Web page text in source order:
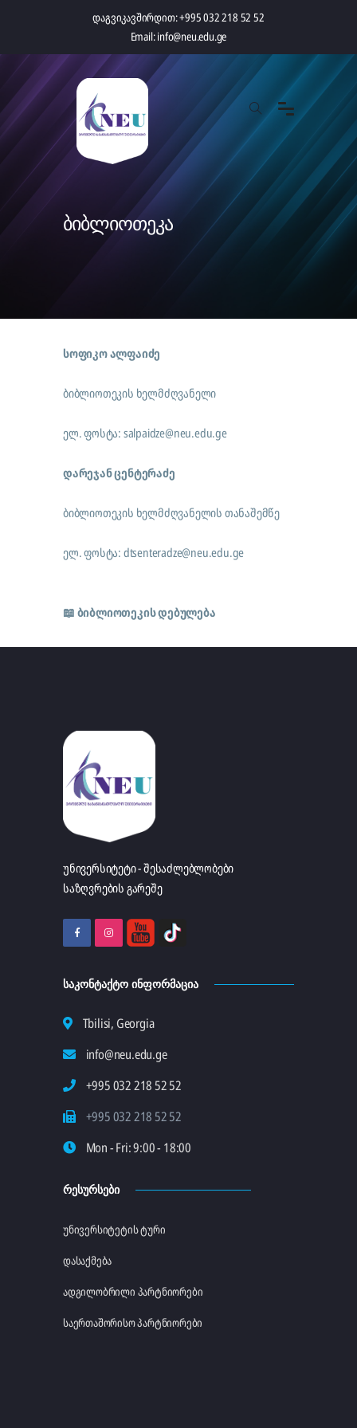
დაგვიკავშირდით:+995 032 218 52 52
Email:info@neu.edu.ge
ბიბლიოთეკა
სოფიკო ალფაიძე
ბიბლიოთეკის ხელმძღვანელი
ელ. ფოსტა: salpaidze@neu.edu.ge
დარეჯან ცენტერაძე
ბიბლიოთეკის ხელმძღვანელის თანაშემწე
ელ. ფოსტა: dtsenteradze@neu.edu.ge
📖 ბიბლიოთეკის დებულება
უნივერსიტეტი - შესაძლებლობები
საზღვრების გარეშე
ᲡᲐᲙᲝᲜᲢᲐᲥᲢᲝ ᲘᲜᲤᲝᲠᲛᲐᲪᲘᲐ
Tbilisi, Georgia
info@neu.edu.ge
+995 032 218 52 52
+995 032 218 52 52
Mon - Fri: 9:00 - 18:00
ᲠᲔᲡᲣᲠᲡᲔᲑᲘ
უნივერსიტეტის ტური
დასაქმება
ადგილობრილი პარტნიორები
საერთაშორისო პარტნიორები